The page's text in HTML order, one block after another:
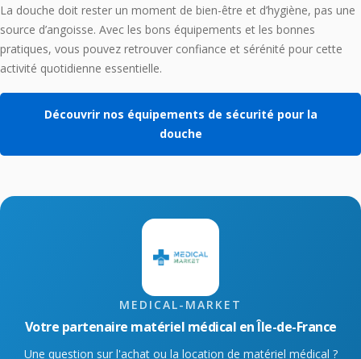
La douche doit rester un moment de bien-être et d’hygiène, pas une
source d’angoisse. Avec les bons équipements et les bonnes
pratiques, vous pouvez retrouver confiance et sérénité pour cette
activité quotidienne essentielle.
Découvrir nos équipements de sécurité pour la
douche
MEDICAL-MARKET
Votre partenaire matériel médical en Île-de-France
Une question sur l'achat ou la location de matériel médical ?